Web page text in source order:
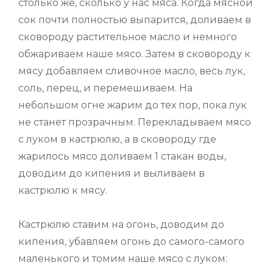
столько же, сколько у нас мяса. Когда мясной
сок почти полностью выпарится, доливаем в
сковороду растительное масло и немного
обжариваем наше мясо. Затем в сковороду к
мясу добавляем сливочное масло, весь лук,
соль, перец, и перемешиваем. На
небольшом огне жарим до тех пор, пока лук
не станет прозрачным. Перекладываем мясо
с луком в кастрюлю, а в сковороду где
жарилось мясо доливаем 1 стакан воды,
доводим до кипения и выливаем в
кастрюлю к мясу.
Кастрюлю ставим на огонь, доводим до
кипения, убавляем огонь до самого-самого
маленького и томим наше мясо с луком: